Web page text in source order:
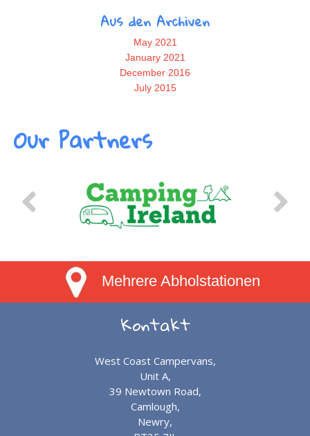
Aus den Archiven
May 2021
January 2021
December 2016
July 2015
Our Partners
Mehrere Abholstationen
Kontakt
West Coast Campervans,
Unit A,
39 Newtown Road,
Camlough,
Newry,